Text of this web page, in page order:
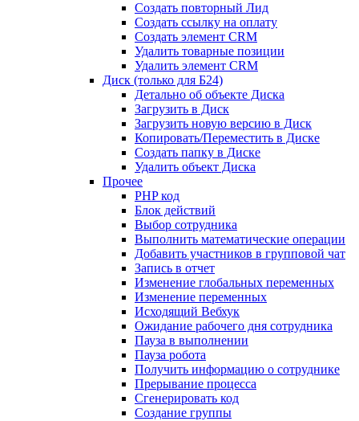
Создать повторный Лид
Создать ссылку на оплату
Создать элемент CRM
Удалить товарные позиции
Удалить элемент CRM
Диск (только для Б24)
Детально об объекте Диска
Загрузить в Диск
Загрузить новую версию в Диск
Копировать/Переместить в Диске
Создать папку в Диске
Удалить объект Диска
Прочее
PHP код
Блок действий
Выбор сотрудника
Выполнить математические операции
Добавить участников в групповой чат
Запись в отчет
Изменение глобальных переменных
Изменение переменных
Исходящий Вебхук
Ожидание рабочего дня сотрудника
Пауза в выполнении
Пауза робота
Получить информацию о сотруднике
Прерывание процесса
Сгенерировать код
Создание группы